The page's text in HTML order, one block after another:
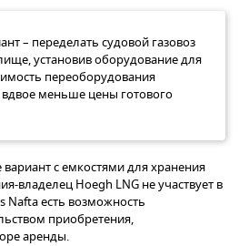
– переделать судовой газовоз
установив оборудование для
переоборудования
вдвое меньше цены готового
с емкостями для хранения
владелец Hoegh LNG не участвует в
Nafta есть возможность
приобретения,
аренды.